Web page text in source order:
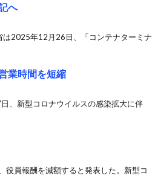
へ
は2025年12月26日、「コンテナターミナ
業時間を短縮
、新型コロナウイルスの感染拡大に伴
員報酬を減額すると発表した。新型コ